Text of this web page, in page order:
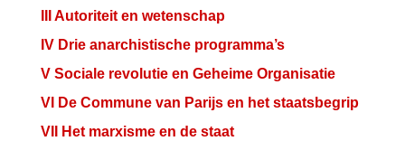
III Autoriteit en wetenschap
IV Drie anarchistische programma’s
V Sociale revolutie en Geheime Organisatie
VI De Commune van Parijs en het staatsbegrip
VII Het marxisme en de staat